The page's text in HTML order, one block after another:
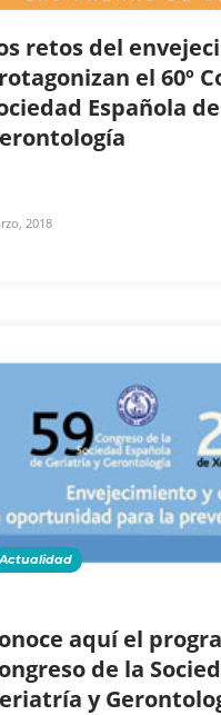
retos del
el 60º
Española
2018
Actualidad
aquí el
de la
y